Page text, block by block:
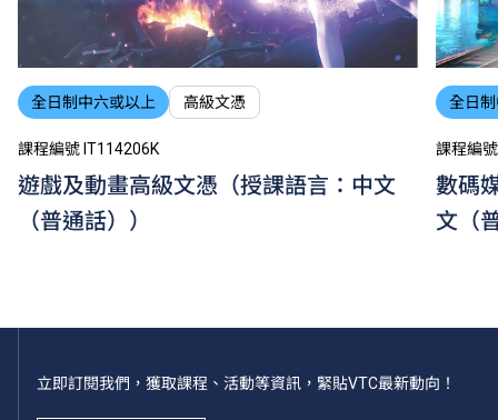
全日制中六或以上 高級文憑
課程編號 IT114206K
遊戲及動畫高級文憑（授課語言：中文
（普通話））
全日
課程編
數碼
文（
立即訂閱我們，獲取課程、活動等資訊，緊貼VTC最新動向！